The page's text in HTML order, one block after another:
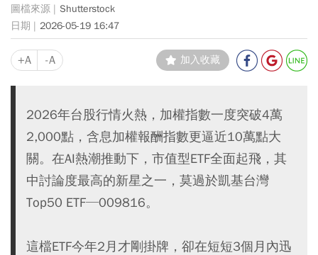
Shutterstock
2026-05-19 16:47
+A -A 加入收藏
2026年台股行情火熱，加權指數一度突破4萬
2,000點，含息加權報酬指數更逼近10萬點大
關。在AI熱潮推動下，市值型ETF全面起飛，其
中討論度最高的新星之一，莫過於凱基台灣
Top50 ETF─009816。
這檔ETF今年2月才剛掛牌，卻在短短3個月內迅